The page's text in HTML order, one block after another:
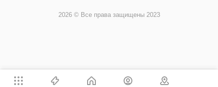
2026 © Все права защищены 2023